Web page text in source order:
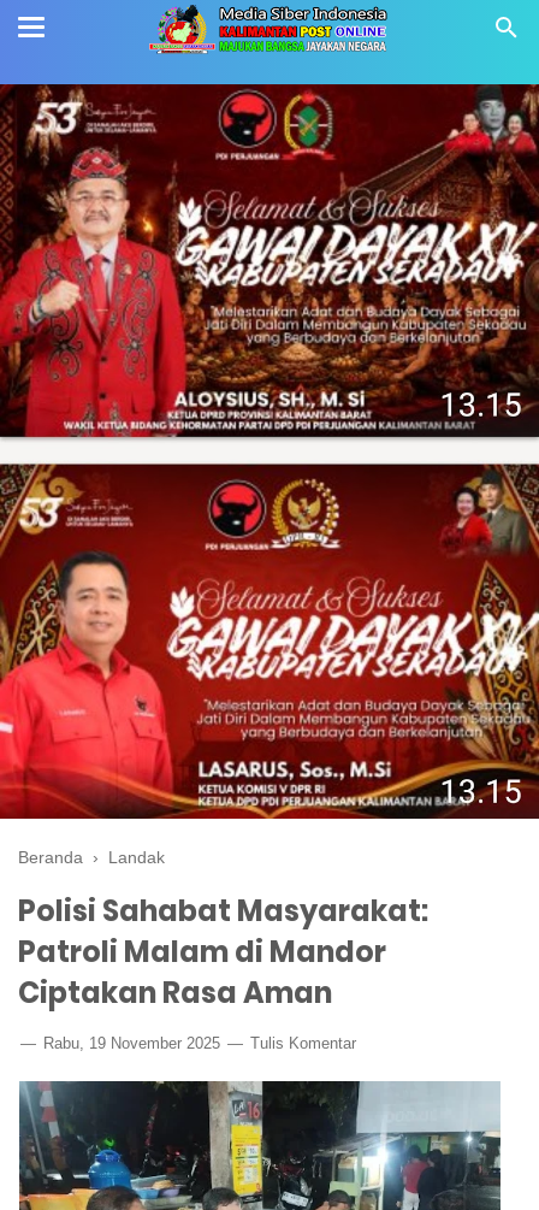
Beranda › Landak
Polisi Sahabat Masyarakat:
Patroli Malam di Mandor
Ciptakan Rasa Aman
Rabu, 19 November 2025 Tulis Komentar